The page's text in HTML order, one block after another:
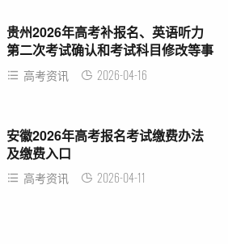
贵州2026年高考补报名、英语听力
第二次考试确认和考试科目修改等事
项通知
高考资讯 2026-04-16
安徽2026年高考报名考试缴费办法
及缴费入口
高考资讯 2026-04-11